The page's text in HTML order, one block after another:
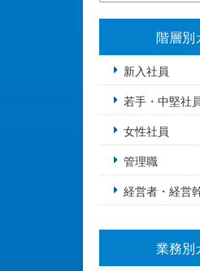
階層別
新入社員
若手・中堅社
女性社員
管理職
経営者・経営
業務別